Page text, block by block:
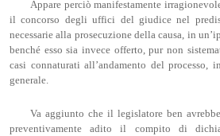
Appare perciò manifestamente
il concorso degli uffici del giudice nel
necessarie alla prosecuzione della causa, in
benché esso sia invece offerto, pur non
casi connaturati all’andamento del processo,
generale.
Va aggiunto che il legislatore ben
preventivamente adito il compito di